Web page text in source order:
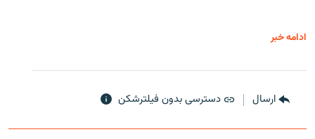
ادامه خبر
ارسال دسترسی بدون فیلترشکن